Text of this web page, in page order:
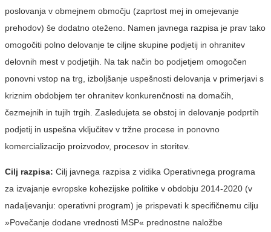
poslovanja v obmejnem območju (zaprtost mej in omejevanje
prehodov) še dodatno oteženo. Namen javnega razpisa je prav tako
omogočiti polno delovanje te ciljne skupine podjetij in ohranitev
delovnih mest v podjetjih. Na tak način bo podjetjem omogočen
ponovni vstop na trg, izboljšanje uspešnosti delovanja v primerjavi s
kriznim obdobjem ter ohranitev konkurenčnosti na domačih,
čezmejnih in tujih trgih. Zasledujeta se obstoj in delovanje podprtih
podjetij in uspešna vključitev v tržne procese in ponovno
komercializacijo proizvodov, procesov in storitev.
Cilj razpisa: Cilj javnega razpisa z vidika Operativnega programa
za izvajanje evropske kohezijske politike v obdobju 2014-2020 (v
nadaljevanju: operativni program) je prispevati k specifičnemu cilju
»Povečanje dodane vrednosti MSP« prednostne naložbe